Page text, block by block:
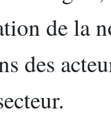
de la
des